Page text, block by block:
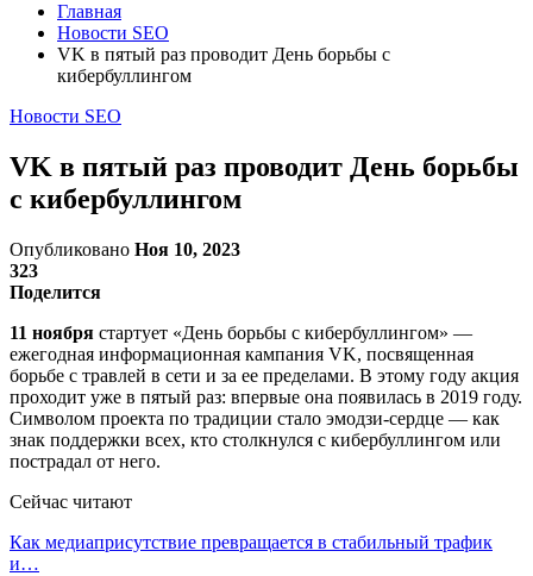
Главная
Новости SEO
VK в пятый раз проводит День борьбы с
кибербуллингом
Новости SEO
VK в пятый раз проводит День борьбы
с кибербуллингом
Опубликовано Ноя 10, 2023
323
Поделится
11 ноября стартует «День борьбы с кибербуллингом» —
ежегодная информационная кампания VK, посвященная
борьбе с травлей в сети и за ее пределами. В этому году акция
проходит уже в пятый раз: впервые она появилась в 2019 году.
Символом проекта по традиции стало эмодзи-сердце — как
знак поддержки всех, кто столкнулся с кибербуллингом или
пострадал от него.
Сейчас читают
Как медиаприсутствие превращается в стабильный трафик
и…